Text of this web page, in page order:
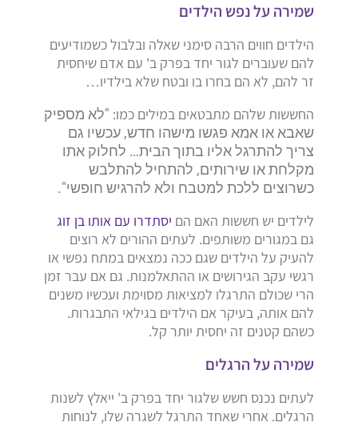
שמירה על נפש הילדים
הילדים חווים הרבה סימני שאלה ובלבול כשמודיעים
להם שעוברים לגור יחד בפרק ב' עם אדם שיחסית
זר להם, לא הם בחרו בו ובטח שלא בילדיו…
החששות שלהם מתבטאים במילים כמו: "לא מספיק
שאבא או אמא פגשו מישהו חדש, עכשיו גם
צריך להתרגל אליו בתוך הבית… לחלוק אתו
מקלחת או שירותים, להתחיל להתלבש
כשרוצים ללכת למטבח ולא להרגיש חופשי".
לילדים יש חששות האם הם יסתדרו עם אותו בן זוג
גם במגורים משותפים. לעתים ההורים לא רוצים
להעיק על הילדים שגם ככה נמצאים במתח נפשי או
רגשי עקב הגירושים או ההתאלמנות. גם אם עבר זמן
הרי שכולם התרגלו למציאות מסוימת ועכשיו משנים
להם אותה, בעיקר אם הילדים בגילאי התבגרות.
כשהם קטנים זה יחסית יותר קל.
שמירה על הרגלים
לעתים נכנס חשש שלגור יחד בפרק ב' ייאלץ לשנות
הרגלים. אחרי שאחד התרגל לשגרה שלו, לנוחות